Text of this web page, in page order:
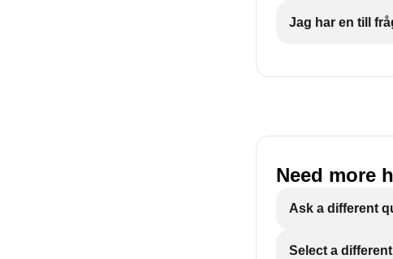
Jag har en till
Need more
Ask a different
Select a